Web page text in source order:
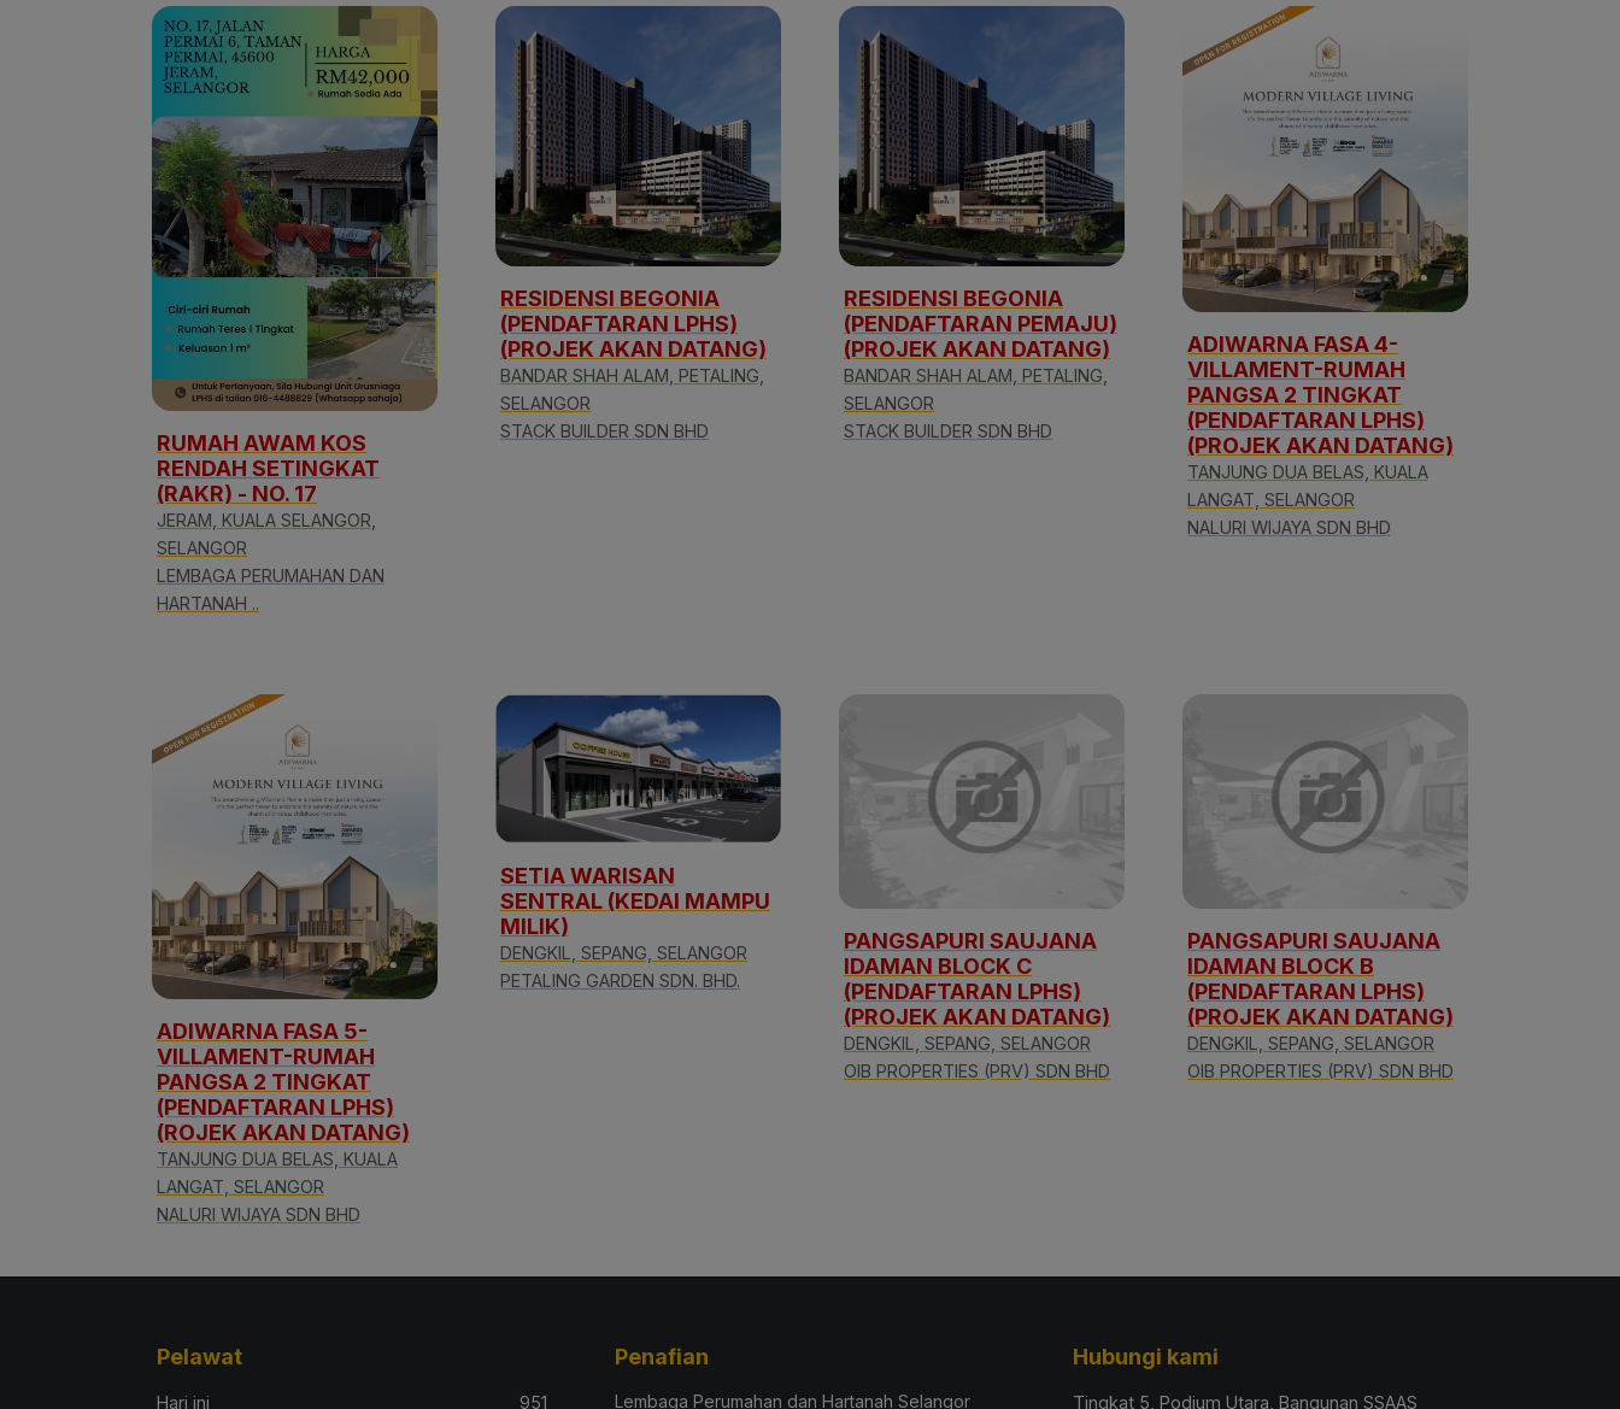
RUMAH AWAM KOS
RENDAH SETINGKAT
(RAKR) - NO. 17
JERAM, KUALA SELANGOR,
SELANGOR
LEMBAGA PERUMAHAN DAN
HARTANAH ..
RESIDENSI BEGONIA
(PENDAFTARAN LPHS)
(PROJEK AKAN DATANG)
BANDAR SHAH ALAM, PETALING,
SELANGOR
STACK BUILDER SDN BHD
RESIDENSI BEGONIA
(PENDAFTARAN PEMAJU)
(PROJEK AKAN DATANG)
BANDAR SHAH ALAM, PETALING,
SELANGOR
STACK BUILDER SDN BHD
ADIWARNA FASA 4-
VILLAMENT-RUMAH
PANGSA 2 TINGKAT
(PENDAFTARAN LPHS)
(PROJEK AKAN DATANG)
TANJUNG DUA BELAS, KUALA
LANGAT, SELANGOR
NALURI WIJAYA SDN BHD
ADIWARNA FASA 5-
VILLAMENT-RUMAH
PANGSA 2 TINGKAT
(PENDAFTARAN LPHS)
(ROJEK AKAN DATANG)
TANJUNG DUA BELAS, KUALA
LANGAT, SELANGOR
NALURI WIJAYA SDN BHD
SETIA WARISAN
SENTRAL (KEDAI MAMPU
MILIK)
DENGKIL, SEPANG, SELANGOR
PETALING GARDEN SDN. BHD.
PANGSAPURI SAUJANA
IDAMAN BLOCK C
(PENDAFTARAN LPHS)
(PROJEK AKAN DATANG)
DENGKIL, SEPANG, SELANGOR
OIB PROPERTIES (PRV) SDN BHD
PANGSAPURI SAUJANA
IDAMAN BLOCK B
(PENDAFTARAN LPHS)
(PROJEK AKAN DATANG)
DENGKIL, SEPANG, SELANGOR
OIB PROPERTIES (PRV) SDN BHD
Pelawat
Hari ini 951
Penafian
Lembaga Perumahan dan Hartanah Selangor
Hubungi kami
Tingkat 5, Podium Utara, Bangunan SSAAS